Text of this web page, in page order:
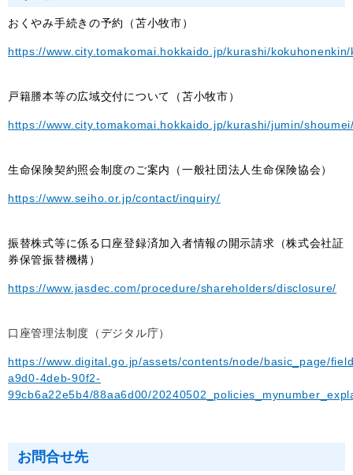
おくやみ手続きの予約（苫小牧市）
https://www.city.tomakomai.hokkaido.jp/kurashi/
戸籍謄本等の広域交付について（苫小牧市）
https://www.city.tomakomai.hokkaido.jp/kurashi/jumin/
生命保険契約照会制度のご案内（一般社団法人生命保険協会）
https://www.seiho.or.jp/contact/inquiry/
振替株式等に係る口座登録済加入者情報の開示請求（株式会社証
券保管振替機構）
https://www.jasdec.com/procedure/shareholders/disclosure/
口座管理法制度（デジタル庁）
https://www.digital.go.jp/assets/contents/node/basic_page/
a9d0-4deb-90f2-
99cb6a22e5b4/88aa6d00/
お問合せ先